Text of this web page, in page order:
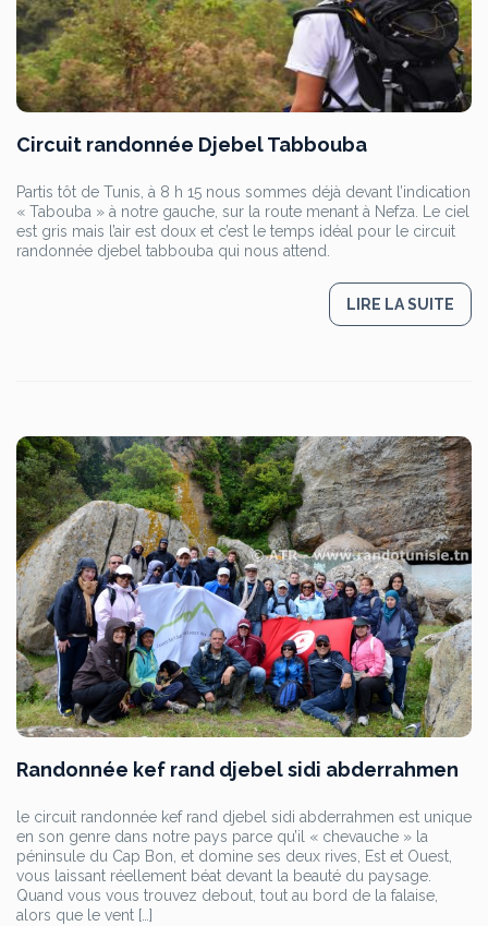
Circuit randonnée Djebel Tabbouba
Partis tôt de Tunis, à 8 h 15 nous sommes déjà devant l’indication
« Tabouba » à notre gauche, sur la route menant à Nefza. Le ciel
est gris mais l’air est doux et c’est le temps idéal pour le circuit
randonnée djebel tabbouba qui nous attend.
LIRE LA SUITE
Randonnée kef rand djebel sidi abderrahmen
le circuit randonnée kef rand djebel sidi abderrahmen est unique
en son genre dans notre pays parce qu’il « chevauche » la
péninsule du Cap Bon, et domine ses deux rives, Est et Ouest,
vous laissant réellement béat devant la beauté du paysage.
Quand vous vous trouvez debout, tout au bord de la falaise,
alors que le vent […]